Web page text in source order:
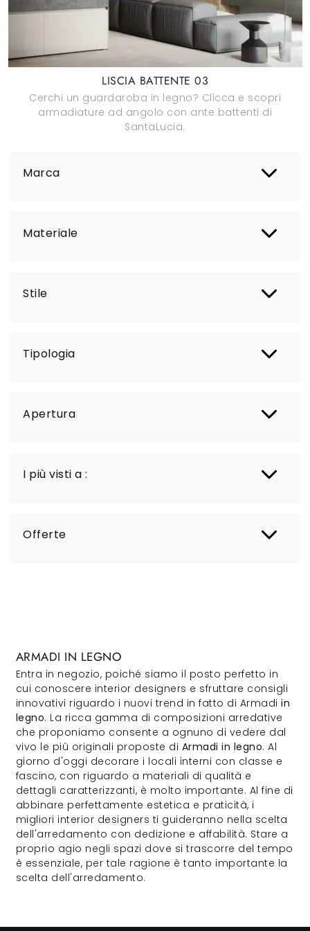
Marca
Materiale
Stile
Tipologia
Apertura
I più visti a :
Offerte
LISCIA BATTENTE 03
Cerchi un guardaroba in legno? Clicca e scopri
armadiature ad angolo con ante battenti di
SantaLucia.
ARMADI IN LEGNO
Entra in negozio, poiché siamo il posto perfetto in
cui conoscere interior designers e sfruttare consigli
innovativi riguardo i nuovi trend in fatto di Armadi in
legno. La ricca gamma di composizioni arredative
che proponiamo consente a ognuno di vedere dal
vivo le più originali proposte di Armadi in legno. Al
giorno d'oggi decorare i locali interni con classe e
fascino, con riguardo a materiali di qualità e
dettagli caratterizzanti, è molto importante. Al fine di
abbinare perfettamente estetica e praticità, i
migliori interior designers ti guideranno nella scelta
dell'arredamento con dedizione e affabilità. Stare a
proprio agio negli spazi dove si trascorre del tempo
è essenziale, per tale ragione è tanto importante la
scelta dell'arredamento.